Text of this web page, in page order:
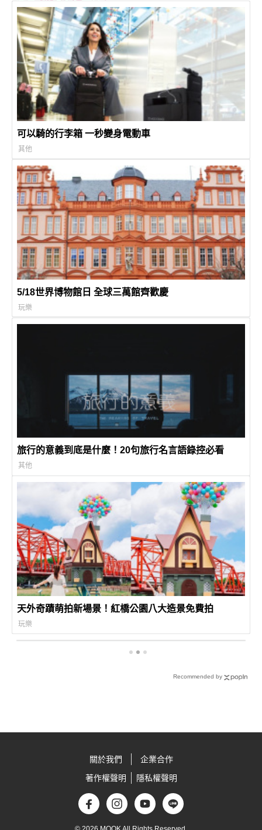
可以騎的行李箱 一秒變身電動車
其他
5/18世界博物館日 全球三萬館齊歡慶
玩樂
旅行的意義到底是什麼！20句旅行名言語錄控必看
其他
天外奇蹟萌拍新場景！紅橋公園八大造景免費拍
玩樂
Recommended by
關於我們
企業合作
著作權聲明
隱私權聲明